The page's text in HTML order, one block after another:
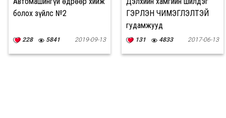
болох зүйлс №2
228 5841 2019-09-13
ГЭРЛЭН ЧИМЭГЛЭЛТЭЙ
гудамжууд
131 4833 2017-06-13